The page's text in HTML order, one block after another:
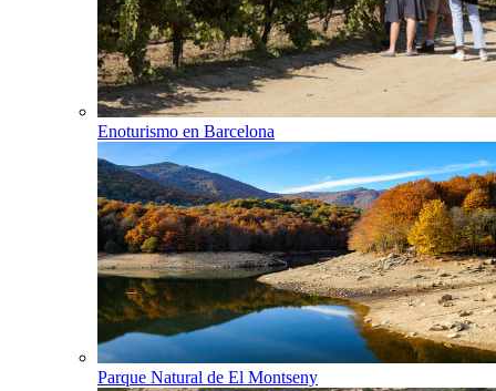
Enoturismo en Barcelona
Parque Natural de El Montseny